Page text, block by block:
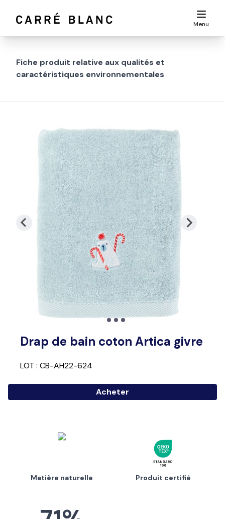
Menu
Fiche produit relative aux qualités et
caractéristiques environnementales
Drap de bain coton Artica givre
LOT : CB-AH22-624
Acheter
Matière naturelle Produit certifié